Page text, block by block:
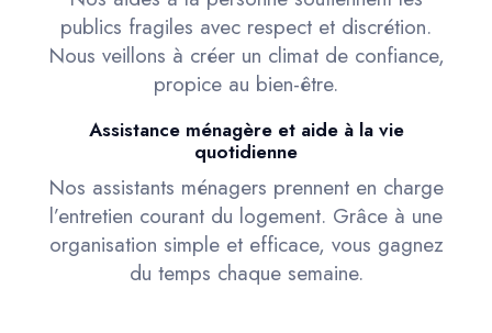
publics fragiles avec respect et discrétion.
Nous veillons à créer un climat de confiance,
propice au bien-être.
Assistance ménagère et aide à la vie
quotidienne
Nos assistants ménagers prennent en charge
l’entretien courant du logement. Grâce à une
organisation simple et efficace, vous gagnez
du temps chaque semaine.